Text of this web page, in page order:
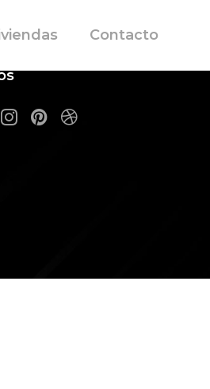
Contacto